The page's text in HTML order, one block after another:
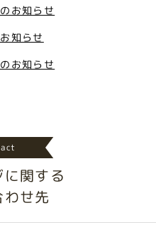
お知らせ
知らせ
お知らせ
関する
せ先